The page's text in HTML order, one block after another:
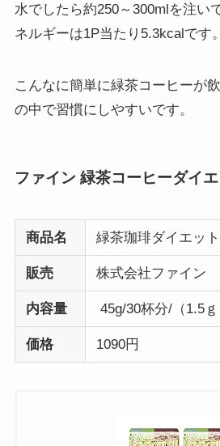
水でしたら約250～300mlを注い
ネルギーは1P当たり5.3kcalです。
こんなに簡単に緑茶コーヒーが
の中で習慣にしやすいです。
ファイン 緑茶コーヒーダイ
商品名 緑茶珈琲ダイエット
販売 株式会社ファイン
内容量 45g/30杯分/（1.5ｇ
価格 1090円